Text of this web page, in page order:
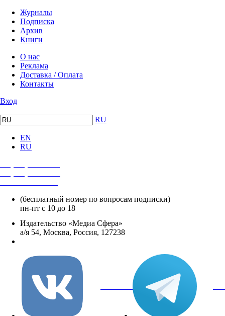
Журналы
Подписка
Архив
Книги
О нас
Реклама
Доставка / Оплата
Контакты
Вход
RU
EN
RU
(бесплатный номер по вопросам подписки)
пн-пт с 10 до 18
Издательство «Медиа Сфера»
а/я 54, Москва, Россия, 127238
вКонтакте